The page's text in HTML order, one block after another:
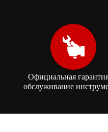
Официальная
обслуживание